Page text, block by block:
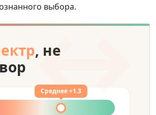
выбора.
↔
, не
Среднее +1.3